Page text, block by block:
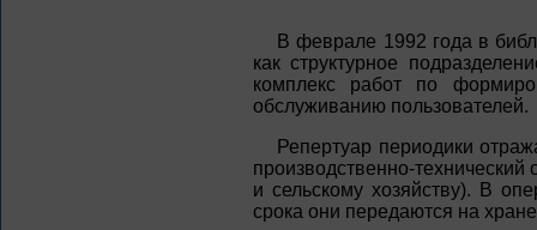
В феврале 1992 года в
как структурное
комплекс работ по
обслуживанию пользователей.
Репертуар периодики
производственно-технический
и сельскому хозяйству). В
срока они передаются на